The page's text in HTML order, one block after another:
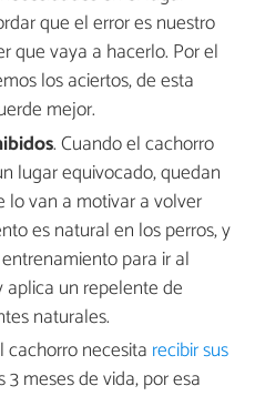
que el error es nuestro
que vaya a hacerlo. Por el
los aciertos, de esta
mejor.
. Cuando el cachorro
lugar equivocado, quedan
lo van a motivar a volver
es natural en los perros, y
para ir al
aplica un repelente de
naturales.
cachorro necesita recibir sus
meses de vida, por esa